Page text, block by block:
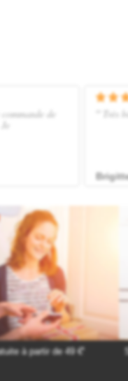
à partir de 49 €*